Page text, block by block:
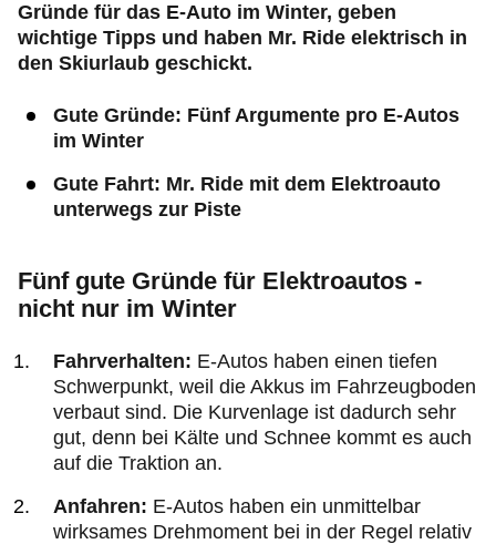
Gründe für das E-Auto im Winter, geben
wichtige Tipps und haben Mr. Ride elektrisch in
den Skiurlaub geschickt.
Gute Gründe: Fünf Argumente pro E-Autos
im Winter
Gute Fahrt: Mr. Ride mit dem Elektroauto
unterwegs zur Piste
Fünf gute Gründe für Elektroautos -
nicht nur im Winter
Fahrverhalten: E-Autos haben einen tiefen
Schwerpunkt, weil die Akkus im Fahrzeugboden
verbaut sind. Die Kurvenlage ist dadurch sehr
gut, denn bei Kälte und Schnee kommt es auch
auf die Traktion an.
Anfahren: E-Autos haben ein unmittelbar
wirksames Drehmoment bei in der Regel relativ